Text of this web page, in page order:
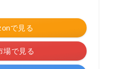
で見る
場で見る